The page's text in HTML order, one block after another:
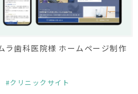
ラ歯科医院様 ホームページ制作
クリニックサイト